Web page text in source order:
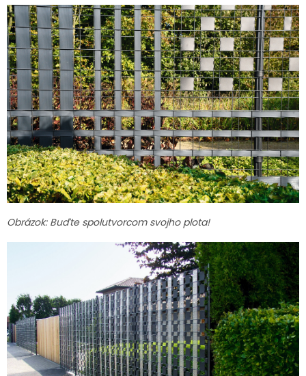
Obrázok: Buďte spolutvorcom svojho plota!